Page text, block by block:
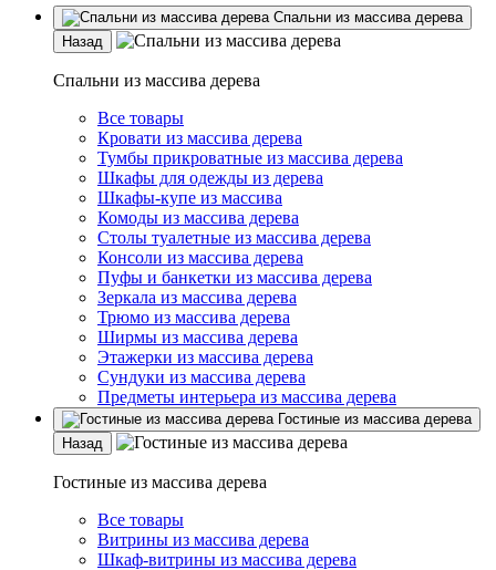
Спальни из массива дерева
Назад
Спальни из массива дерева
Все товары
Кровати из массива дерева
Тумбы прикроватные из массива дерева
Шкафы для одежды из дерева
Шкафы-купе из массива
Комоды из массива дерева
Столы туалетные из массива дерева
Консоли из массива дерева
Пуфы и банкетки из массива дерева
Зеркала из массива дерева
Трюмо из массива дерева
Ширмы из массива дерева
Этажерки из массива дерева
Сундуки из массива дерева
Предметы интерьера из массива дерева
Гостиные из массива дерева
Назад
Гостиные из массива дерева
Все товары
Витрины из массива дерева
Шкаф-витрины из массива дерева